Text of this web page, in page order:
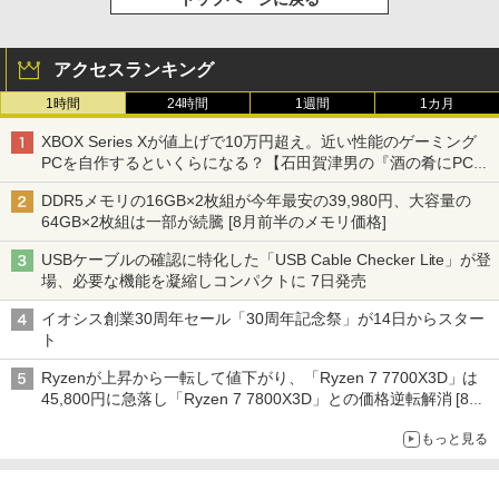
アクセスランキング
1時間 24時間 1週間 1カ月
XBOX Series Xが値上げで10万円超え。近い性能のゲーミング
PCを自作するといくらになる？【石田賀津男の『酒の肴にPCゲ
ーム』】
DDR5メモリの16GB×2枚組が今年最安の39,980円、大容量の
64GB×2枚組は一部が続騰 [8月前半のメモリ価格]
USBケーブルの確認に特化した「USB Cable Checker Lite」が登
場、必要な機能を凝縮しコンパクトに 7日発売
イオシス創業30周年セール「30周年記念祭」が14日からスター
ト
Ryzenが上昇から一転して値下がり、「Ryzen 7 7700X3D」は
45,800円に急落し「Ryzen 7 7800X3D」との価格逆転解消 [8月
もっと見る